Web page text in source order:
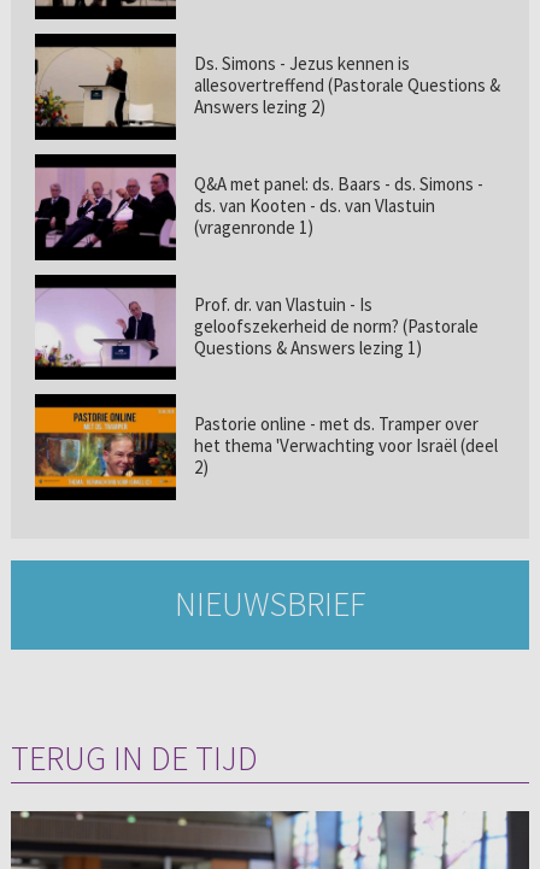
Ds. Simons - Jezus kennen is
allesovertreffend (Pastorale Questions &
Answers lezing 2)
Q&A met panel: ds. Baars - ds. Simons -
ds. van Kooten - ds. van Vlastuin
(vragenronde 1)
Prof. dr. van Vlastuin - Is
geloofszekerheid de norm? (Pastorale
Questions & Answers lezing 1)
Pastorie online - met ds. Tramper over
het thema 'Verwachting voor Israël (deel
2)
NIEUWSBRIEF
TERUG IN DE TIJD